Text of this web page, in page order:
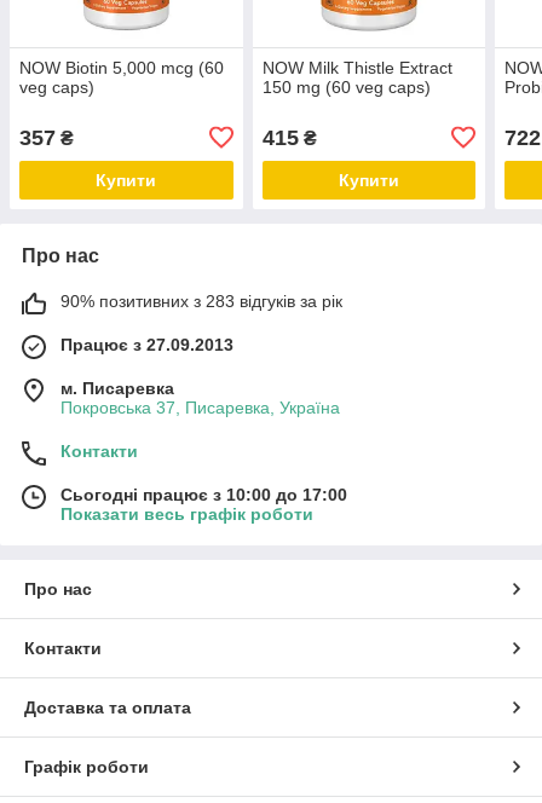
NOW Biotin 5,000 mcg (60
veg caps)
357 ₴
Купити
NOW Milk Thistle Extract
150 mg (60 veg caps)
415₴
Купити
722
Про нас
90% позитивних з 283 відгуків за рік
Працює з 27.09.2013
м. Писаревка
Покровська 37, Писаревка, Україна
Контакти
Сьогодні працює з 10:00 до 17:00
Показати весь графік роботи
Про нас
Контакти
Доставка та оплата
Графік роботи